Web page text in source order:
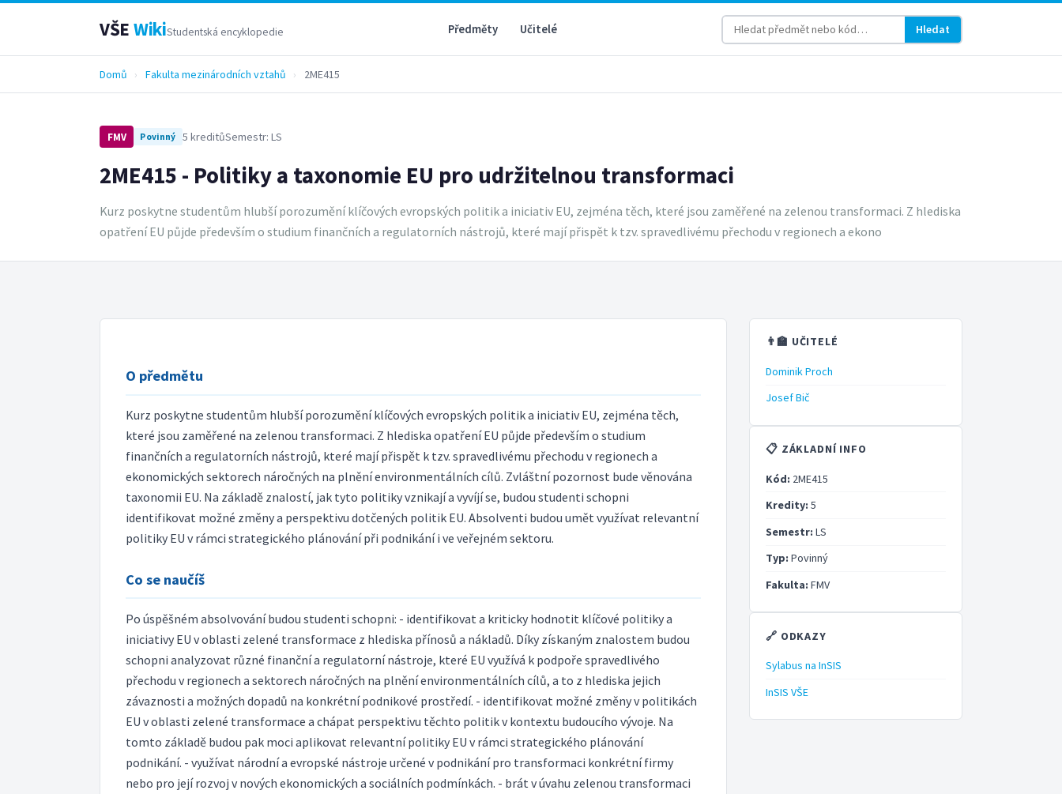
VŠE WikiStudentská encyklopedie Předměty Učitelé Hledat
Domů › Fakulta mezinárodních vztahů › 2ME415
FMV Povinný 5 kreditůSemestr: LS
2ME415 - Politiky a taxonomie EU pro udržitelnou transformaci
Kurz poskytne studentům hlubší porozumění klíčových evropských politik a iniciativ EU, zejména těch, které jsou zaměřené na zelenou transformaci. Z hlediska
opatření EU půjde především o studium finančních a regulatorních nástrojů, které mají přispět k tzv. spravedlivému přechodu v regionech a ekono
O předmětu
Kurz poskytne studentům hlubší porozumění klíčových evropských politik a iniciativ EU, zejména těch,
které jsou zaměřené na zelenou transformaci. Z hlediska opatření EU půjde především o studium
finančních a regulatorních nástrojů, které mají přispět k tzv. spravedlivému přechodu v regionech a
ekonomických sektorech náročných na plnění environmentálních cílů. Zvláštní pozornost bude věnována
taxonomii EU. Na základě znalostí, jak tyto politiky vznikají a vyvíjí se, budou studenti schopni
identifikovat možné změny a perspektivu dotčených politik EU. Absolventi budou umět využívat relevantní
politiky EU v rámci strategického plánování při podnikání i ve veřejném sektoru.
Co se naučíš
Po úspěšném absolvování budou studenti schopni: - identifikovat a kriticky hodnotit klíčové politiky a
iniciativy EU v oblasti zelené transformace z hlediska přínosů a nákladů. Díky získaným znalostem budou
schopni analyzovat různé finanční a regulatorní nástroje, které EU využívá k podpoře spravedlivého
přechodu v regionech a sektorech náročných na plnění environmentálních cílů, a to z hlediska jejich
závaznosti a možných dopadů na konkrétní podnikové prostředí. - identifikovat možné změny v politikách
EU v oblasti zelené transformace a chápat perspektivu těchto politik v kontextu budoucího vývoje. Na
tomto základě budou pak moci aplikovat relevantní politiky EU v rámci strategického plánování
podnikání. - využívat národní a evropské nástroje určené v podnikání pro transformaci konkrétní firmy
nebo pro její rozvoj v nových ekonomických a sociálních podmínkách. - brát v úvahu zelenou transformaci
👨‍🏫 UČITELÉ
Dominik Proch
Josef Bič
📋 ZÁKLADNÍ INFO
Kód: 2ME415
Kredity: 5
Semestr: LS
Typ: Povinný
Fakulta: FMV
🔗 ODKAZY
Sylabus na InSIS
InSIS VŠE